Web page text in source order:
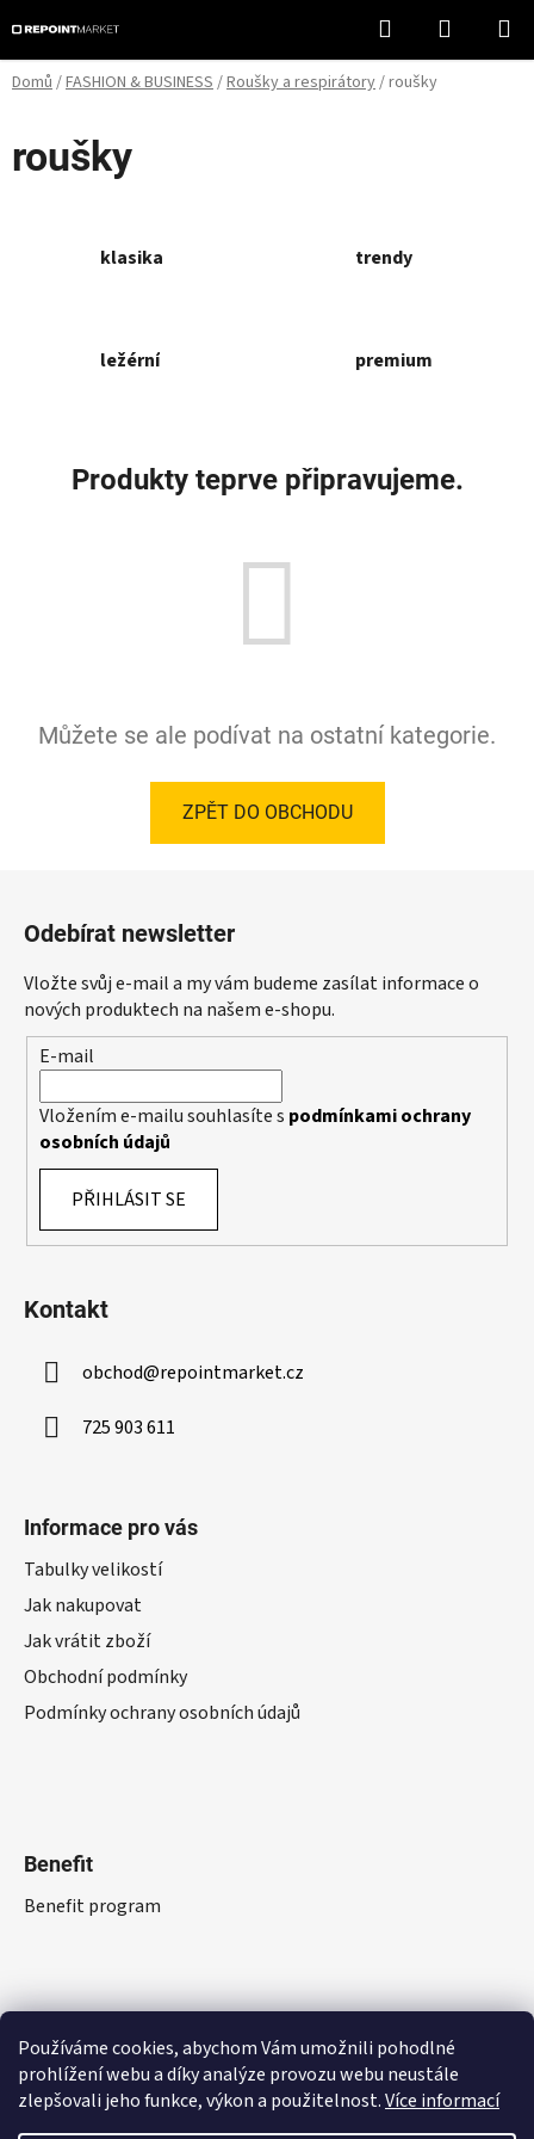
Používáme cookies, abychom Vám umožnili pohodlné
prohlížení webu a díky analýze provozu webu neustále
zlepšovali jeho funkce, výkon a použitelnost.Více informací
na
obsah
Hledat
KOŠÍK
Domů/FASHION & BUSINESS/Roušky a respirátory/roušky
roušky
klasika trendy
ležérní premium
Produkty teprve připravujeme.
Můžete se ale podívat na ostatní kategorie.
ZPĚT DO OBCHODU
Odebírat newsletter
Vložte svůj e-mail a my vám budeme zasílat informace o
nových produktech na našem e-shopu.
E-mail
Vložením e-mailu souhlasíte s podmínkami ochrany
osobních údajů
PŘIHLÁSIT SE
Kontakt
obchod@repointmarket.cz
725 903 611
Informace pro vás
Tabulky velikostí
Jak nakupovat
Jak vrátit zboží
Obchodní podmínky
Podmínky ochrany osobních údajů
Benefit
Benefit program